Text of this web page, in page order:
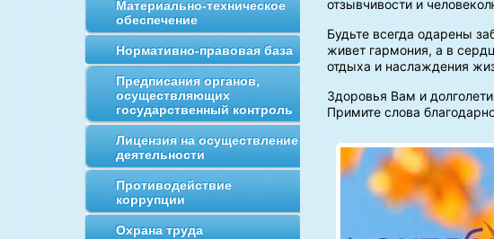
Материально-техническое
обеспечение
Нормативно-правовая база
Предписания органов,
осуществляющих
государственный контроль
Лицензия на осуществление
деятельности
Противодействие
коррупции
Охрана труда
отзывчивости и
Будьте всегда одарены
живет гармония, а в
отдыха и наслаждения
Здоровья Вам и
Примите слова